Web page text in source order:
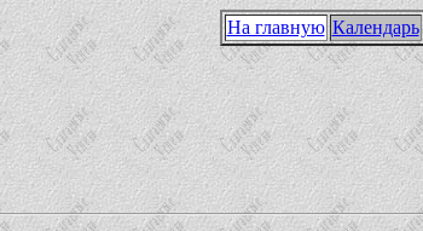
На главную Календарь